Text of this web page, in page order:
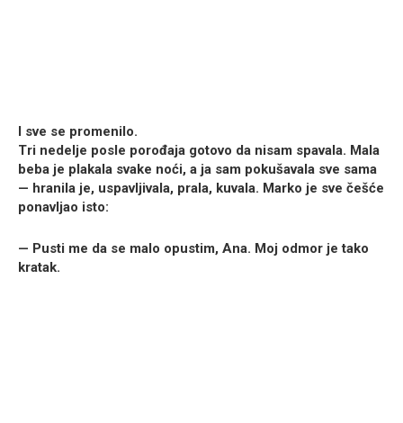
I sve se promenilo.
Tri nedelje posle porođaja gotovo da nisam spavala. Mala
beba je plakala svake noći, a ja sam pokušavala sve sama
— hranila je, uspavljivala, prala, kuvala. Marko je sve češće
ponavljao isto:
— Pusti me da se malo opustim, Ana. Moj odmor je tako
kratak.